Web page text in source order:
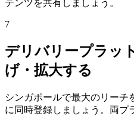
テンツを共有しましょう。
7
デリバリープラッ
げ・拡大する
シンガポールで最大のリーチ
に同時登録しましょう。両プ